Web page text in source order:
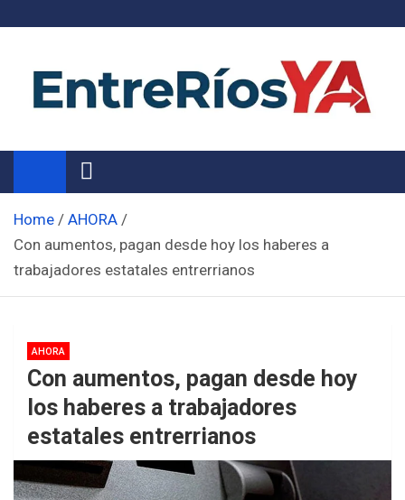
Noticias de Entre Ríos
Información de toda la provincia ahora
Home
AHORA
Con aumentos, pagan desde hoy los haberes a
trabajadores estatales entrerrianos
AHORA
Con aumentos, pagan desde hoy
los haberes a trabajadores
estatales entrerrianos